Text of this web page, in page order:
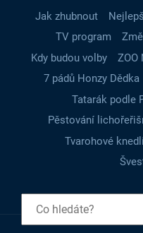
Jak zhubnout
TV program
Kdy budou volby
ZOO
7 pádů Honzy Dědka
Tatarák podle
Pěstování
Tvarohové